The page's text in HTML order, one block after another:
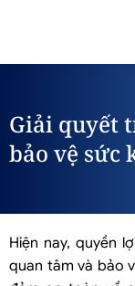
Giải quyết
bảo vệ sức
Hiện nay, quyền
quan tâm và bảo